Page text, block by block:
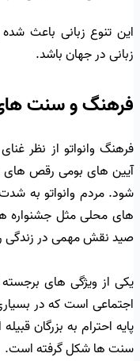
این تنوع زبانی باعث
زبانی در جهان باشد.
فرهنگ و سنت های
فرهنگ وانواتو از نظر
آیین های بومی رقص
شود. مردم وانواتو به
های محلی مثل جشنواره
صید نقش مهمی در زندگی
یکی از ویژگی های
اجتماعی است که در
پایه احترام به بزرگان
سنت ها شکل گرفته است.